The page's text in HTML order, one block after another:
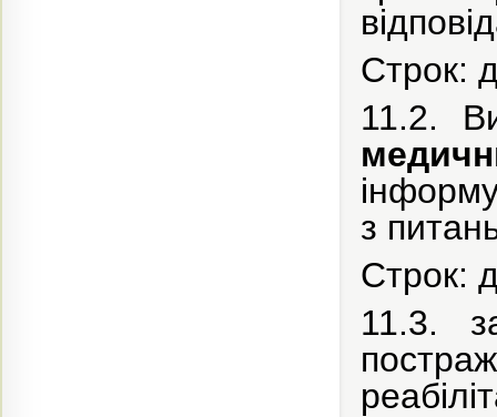
Строк:
11.2.
з
Строк:
11.3.